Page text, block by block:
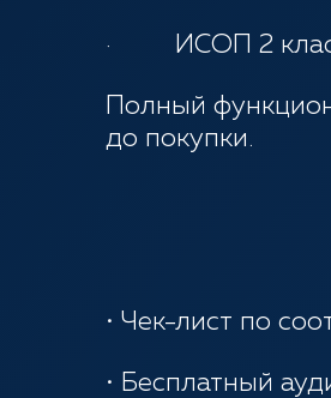
· ИСОП 2
Полный
до покупки.
• Чек-лист по
• Бесплатный